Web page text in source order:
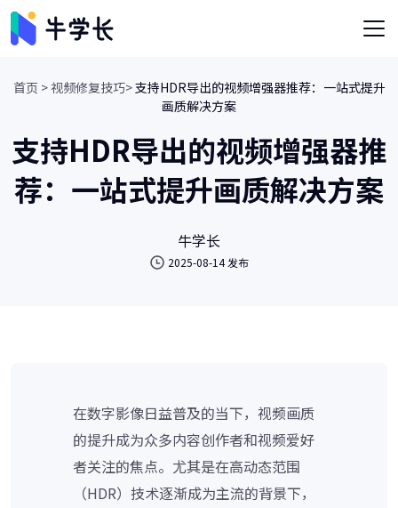
首页 >视频修复技巧>支持HDR导出的视频增强器推荐：一站式提升
画质解决方案
支持HDR导出的视频增强器推
荐：一站式提升画质解决方案
牛学长
2025-08-14 发布
在数字影像日益普及的当下，视频画质
的提升成为众多内容创作者和视频爱好
者关注的焦点。尤其是在高动态范围
（HDR）技术逐渐成为主流的背景下，